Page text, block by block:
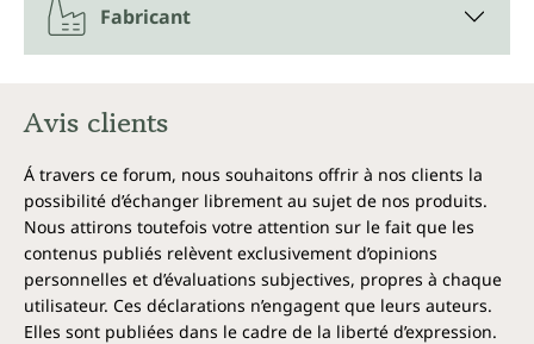
renforcent mutuellement dans leur effet de liaison
aux polluants. ZeoBent Med® convient donc
protecteur de gel naturel, qui a la propriété de
pouvoir apaiser la muqueuse intestinale et gastrique.
Chaque boîte de ZeoBent MED Poudre d'Unimedica
contient 400 g de Poudre détox. Cette quantité est
suffisante pour une cure de 40 jours.
Fabricant
Avis clients
Á travers ce forum, nous souhaitons offrir à nos clients la
possibilité d’échanger librement au sujet de nos produits.
Nous attirons toutefois votre attention sur le fait que les
contenus publiés relèvent exclusivement d’opinions
personnelles et d’évaluations subjectives, propres à chaque
utilisateur. Ces déclarations n’engagent que leurs auteurs.
Elles sont publiées dans le cadre de la liberté d’expression.